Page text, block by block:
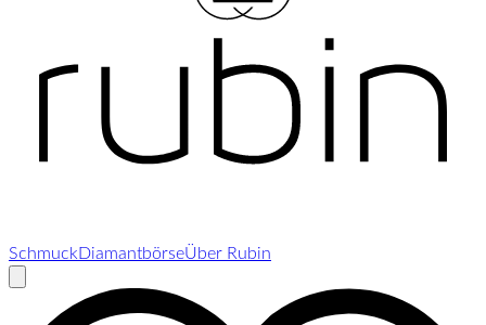
SchmuckDiamantbörseÜber Rubin